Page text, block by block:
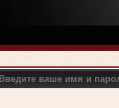
Введите ваше имя и